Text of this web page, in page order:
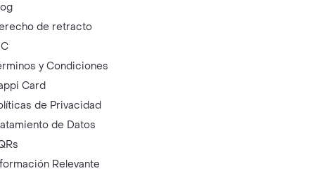
de retracto
y Condiciones
Card
de Privacidad
de Datos
Relevante